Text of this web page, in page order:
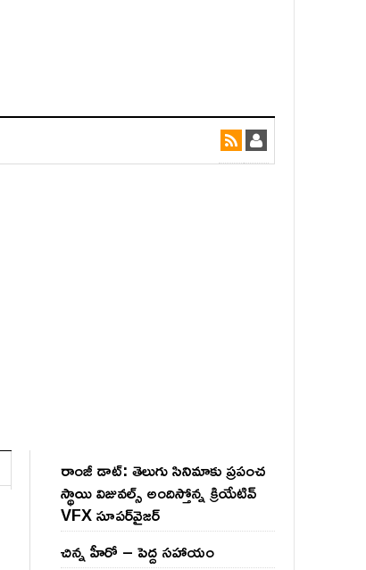
రాంజీ డాట్: తెలుగు సినిమాకు ప్రపంచ
స్థాయి విజువల్స్ అందిస్తోన్న క్రియేటివ్
VFX సూపర్‌వైజర్
చిన్న హీరో – పెద్ద సహాయం